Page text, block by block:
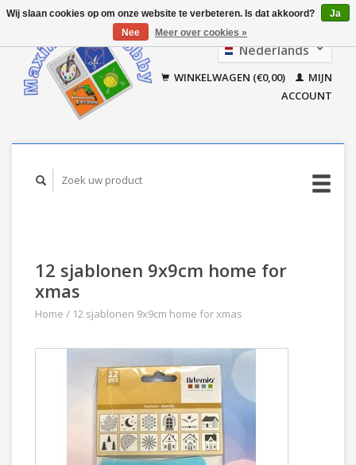
Nederlands
Français
WINKELWAGEN (€0,00)
MIJN
ACCOUNT
12 sjablonen 9x9cm home for
xmas
Home / 12 sjablonen 9x9cm home for xmas
Wij slaan cookies op om onze website te verbeteren. Is dat akkoord?
Ja
Nee
Meer over cookies »